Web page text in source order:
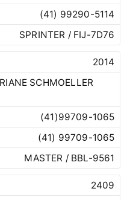
(41) 99290-5114
SPRINTER / FIJ-7D76
2014
SCHMOELLER
(41)99709-1065
(41) 99709-1065
MASTER / BBL-9561
2409